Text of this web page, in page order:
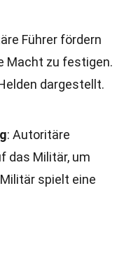
Führer fördern
Macht zu festigen.
dargestellt.
: Autoritäre
das Militär, um
spielt eine